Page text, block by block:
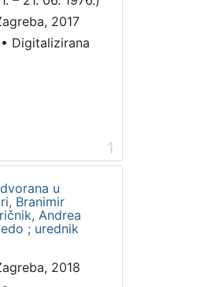
2017
• Digitalizirana
1
u
Branimir
Andrea
; urednik
2018